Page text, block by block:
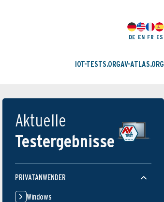
DE EN FR ES
IOT-TESTS.ORGAV-ATLAS.ORG
Aktuelle
Testergebnisse
PRIVATANWENDER
Windows